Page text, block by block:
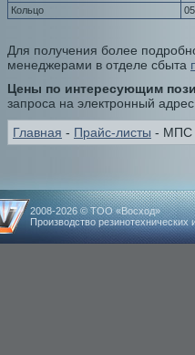
Кольцо
Для получения более
менеджерами в отделе сбыта
Цены по интересующим
запроса на электронный
Главная - Прайс-листы - МПС
2008-2026 © ТОО «Восход»
Производство резинотехнических